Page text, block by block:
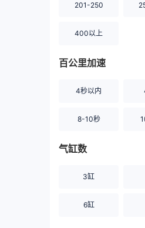
201-250
400以上
百公里加速
4秒以内
8-10秒
气缸数
3缸
6缸